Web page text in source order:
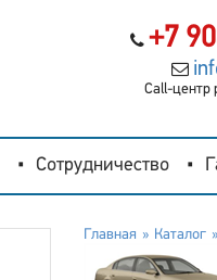
+7
Call-центр
Сотрудничество
Главная Каталог